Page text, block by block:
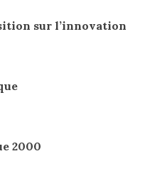
sur l’innovation
2000